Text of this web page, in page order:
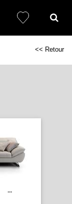
<< Retour
...